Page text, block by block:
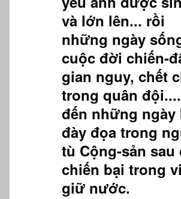
và lớn lên... rồi
những ngày
cuộc đời chiến-
gian nguy, chết
trong quân
đến những ngày
đày đọa trong
tù Cộng-sản sau
chiến bại trong
giữ nước.